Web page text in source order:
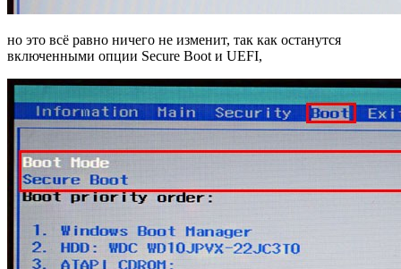
но это всё равно ничего не изменит, так как останутся
включенными опции Secure Boot и UEFI,